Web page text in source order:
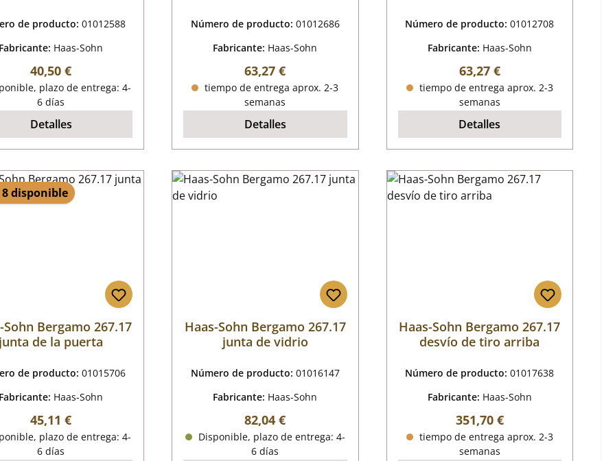
de producto: 01012588
Fabricante: Haas-Sohn
Precio normal:
40,50 €
plazo de entrega: 4-
6 días
Detalles
Número de producto: 01012686
Fabricante: Haas-Sohn
Precio normal:
63,27 €
tiempo de entrega aprox. 2-3
semanas
Detalles
Número de producto:01012708
Fabricante: Haas-Sohn
Precio normal:
63,27 €
tiempo de entrega aprox. 2-3
semanas
Detalles
8 disponible
Sohn Bergamo 267.17
junta de la puerta
de producto: 01015706
Fabricante: Haas-Sohn
Precio normal:
45,11 €
plazo de entrega: 4-
6 días
Haas-Sohn Bergamo 267.17
junta de vidrio
Número de producto: 01016147
Fabricante: Haas-Sohn
Precio normal:
82,04 €
Disponible, plazo de entrega: 4-
6 días
Haas-Sohn Bergamo 267.17
desvío de tiro arriba
Número de producto:01017638
Fabricante: Haas-Sohn
Precio normal:
351,70 €
tiempo de entrega aprox. 2-3
semanas